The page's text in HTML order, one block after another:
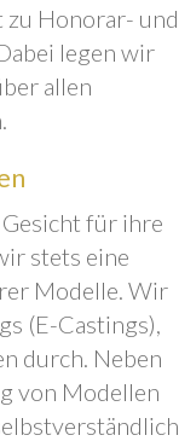
Honorar- und
legen wir
allen
für ihre
stets eine
Modelle. Wir
(E-Castings),
durch. Neben
von Modellen